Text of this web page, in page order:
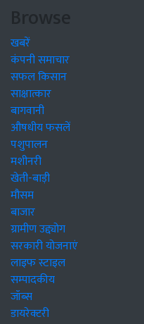
Browse
खबरें
कंपनी समाचार
सफल किसान
साक्षात्कार
बागवानी
औषधीय फसलें
पशुपालन
मशीनरी
खेती-बाड़ी
मौसम
बाजार
ग्रामीण उद्द्योग
सरकारी योजनाएं
लाइफ स्टाइल
सम्पादकीय
जॉब्स
डायरेक्टरी